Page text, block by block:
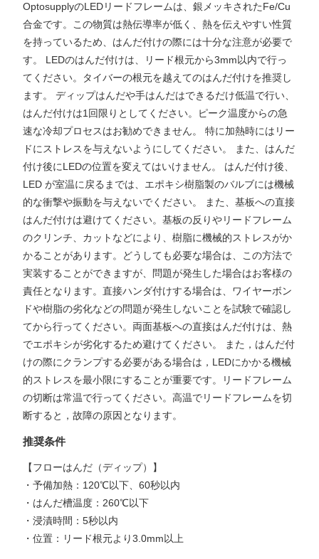
OptosupplyのLEDリードフレームは、銀メッキされたFe/Cu
合金です。この物質は熱伝導率が低く、熱を伝えやすい性質
を持っているため、はんだ付けの際には十分な注意が必要で
す。 LEDのはんだ付けは、リード根元から3mm以内で行っ
てください。タイバーの根元を越えてのはんだ付けを推奨し
ます。 ディップはんだや手はんだはできるだけ低温で行い、
はんだ付けは1回限りとしてください。ピーク温度からの急
速な冷却プロセスはお勧めできません。 特に加熱時にはリー
ドにストレスを与えないようにしてください。 また、はんだ
付け後にLEDの位置を変えてはいけません。 はんだ付け後、
LED が室温に戻るまでは、エポキシ樹脂製のバルブには機械
的な衝撃や振動を与えないでください。 また、基板への直接
はんだ付けは避けてください。基板の反りやリードフレーム
のクリンチ、カットなどにより、樹脂に機械的ストレスがか
かることがあります。どうしても必要な場合は、この方法で
実装することができますが、問題が発生した場合はお客様の
責任となります。直接ハンダ付けする場合は、ワイヤーボン
ドや樹脂の劣化などの問題が発生しないことを試験で確認し
てから行ってください。両面基板への直接はんだ付けは、熱
でエポキシが劣化するため避けてください。 また，はんだ付
けの際にクランプする必要がある場合は，LEDにかかる機械
的ストレスを最小限にすることが重要です。リードフレーム
の切断は常温で行ってください。高温でリードフレームを切
断すると，故障の原因となります。
推奨条件
【フローはんだ（ディップ）】
・予備加熱：120℃以下、60秒以内
・はんだ槽温度：260℃以下
・浸漬時間：5秒以内
・位置：リード根元より3.0mm以上